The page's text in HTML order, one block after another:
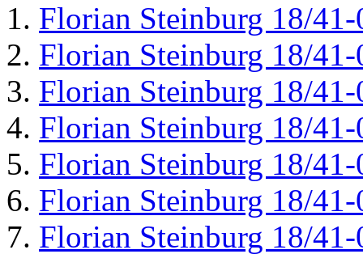
Florian Steinburg 18/41-
Florian Steinburg 18/41-
Florian Steinburg 18/41-
Florian Steinburg 18/41-
Florian Steinburg 18/41-
Florian Steinburg 18/41-
Florian Steinburg 18/41-